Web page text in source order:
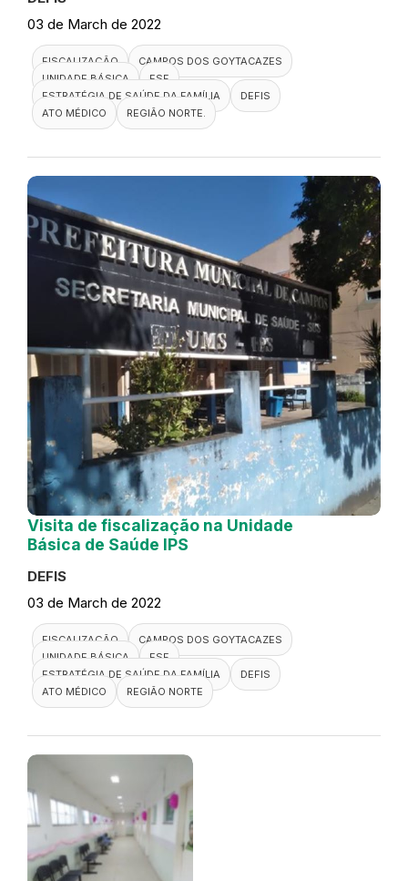
03 de March de 2022
FISCALIZAÇÃO
CAMPOS DOS GOYTACAZES
UNIDADE BÁSICA
ESF
ESTRATÉGIA DE SAÚDE DA FAMÍLIA
DEFIS
ATO MÉDICO
REGIÃO NORTE.
Visita de fiscalização na Unidade
Básica de Saúde IPS
DEFIS
03 de March de 2022
FISCALIZAÇÃO
CAMPOS DOS GOYTACAZES
UNIDADE BÁSICA
ESF
ESTRATÉGIA DE SAÚDE DA FAMÍLIA
DEFIS
ATO MÉDICO
REGIÃO NORTE